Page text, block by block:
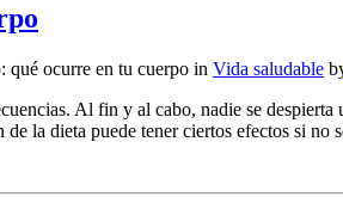
qué ocurre en tu cuerpo in Vida saludable
Al fin y al cabo, nadie se
la dieta puede tener ciertos efectos si no